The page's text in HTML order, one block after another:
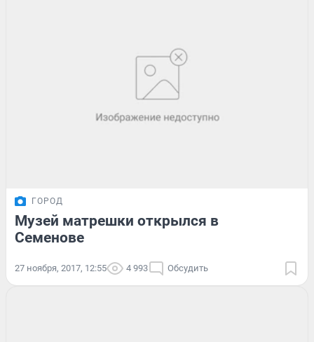
ГОРОД
Музей матрешки открылся в
Семенове
27 ноября, 2017, 12:55 4 993 Обсудить